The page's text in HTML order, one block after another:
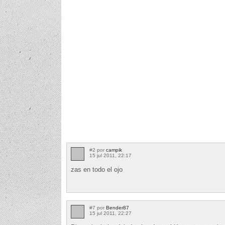
#2 por campik
15 jul 2011, 22:17
zas en todo el ojo
#7 por Bender87
15 jul 2011, 22:27